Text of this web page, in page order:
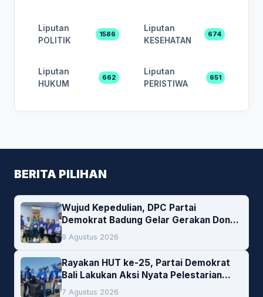
Liputan
POLITIK
1586
Liputan
KESEHATAN
674
Liputan
HUKUM
662
Liputan
PERISTIWA
651
BERITA PILIHAN
Wujud Kepedulian, DPC Partai
Demokrat Badung Gelar Gerakan Donor
Darah
8 Agustus 2026
Rayakan HUT ke-25, Partai Demokrat
Bali Lakukan Aksi Nyata Pelestarian
Lingkungan
7 Agustus 2026